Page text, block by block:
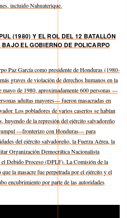
incluido Nahuaterique.
(1980) Y EL ROL DEL 12 BATALLÓN
EL GOBIERNO DE POLICARPO
Paz García como presidente de Honduras (1980-
graves de violación de derechos humanos en la
mayo de 1980, aproximadamente 600 personas —
adultas mayores— fueron masacradas en
Los pobladores de varios caseríos se habían
huyendo de la represión del ejército salvadoreño
—fronterizo con Honduras— para
del ejército salvadoreño, la Fuerza Aérea, la
Organización Democrática Nacionalista
Debido Proceso (DPLF). La Comisión de la
la masacre fue perpetrada por el ejército y el
encubrimiento por parte de las autoridades